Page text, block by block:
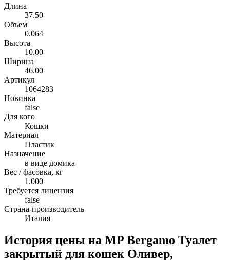
Длина
37.50
Объем
0.064
Высота
10.00
Ширина
46.00
Артикул
1064283
Новинка
false
Для кого
Кошки
Материал
Пластик
Назначение
в виде домика
Вес / фасовка, кг
1.000
Требуется лицензия
false
Страна-производитель
Италия
История цены на MP Bergamo Туалет
закрытый для кошек Оливер,